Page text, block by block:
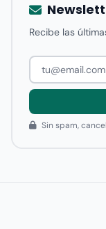
Recibe las
Sin spam,